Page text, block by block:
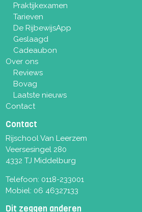
Praktijkexamen
Tarieven
De RijbewijsApp
Geslaagd
Cadeaubon
Over ons
Reviews
Bovag
Laatste nieuws
Contact
Contact
Rijschool Van Leerzem
Veersesingel 280
4332 TJ Middelburg
Telefoon: 0118-233001
Mobiel: 06 46327133
Dit zeggen anderen